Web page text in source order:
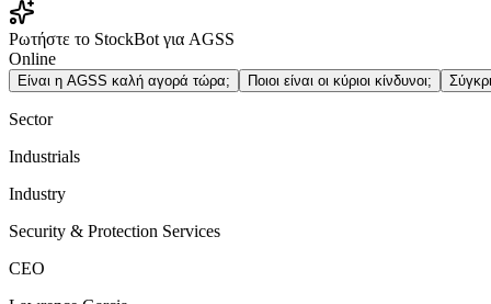
Ρωτήστε το StockBot για AGSS
Online
Είναι η AGSS καλή αγορά τώρα; Ποιοι είναι οι κύριοι κίνδυνοι;
Sector
Industrials
Industry
Security & Protection Services
CEO